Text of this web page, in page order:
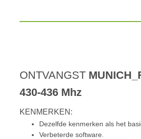
ONTVANGST
430-436 Mhz
KENMERKEN:
Dezelfde kenmerken als het
Verbeterde software.